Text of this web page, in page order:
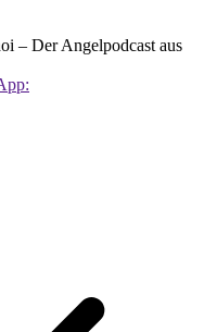
– Der Angelpodcast aus